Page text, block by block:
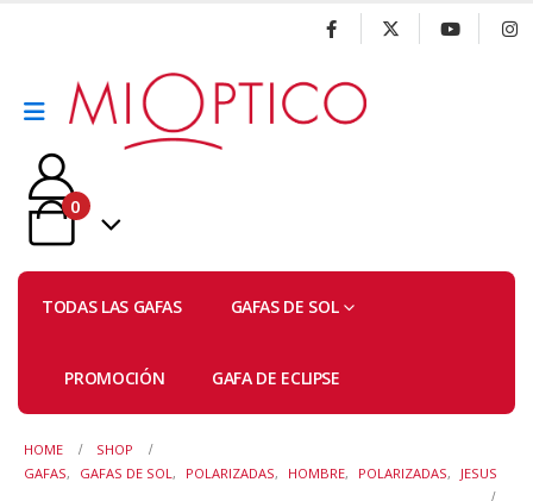
0
TODAS LAS GAFAS GAFAS DE SOL
PROMOCIÓN GAFA DE ECLIPSE
HOME
SHOP
GAFAS, GAFAS DE SOL, POLARIZADAS, HOMBRE, POLARIZADAS, JESUS